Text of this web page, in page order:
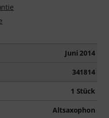
Juni 2014
341814
1 Stück
Altsaxophon